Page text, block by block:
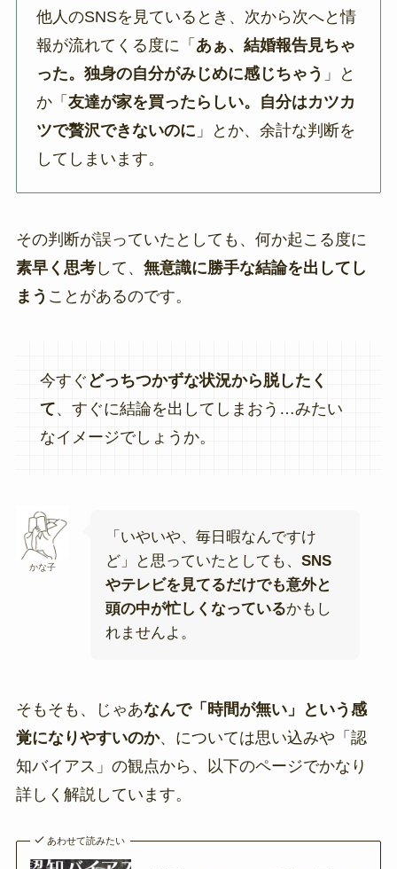
他人のSNSを見ているとき、次から次へと情
報が流れてくる度に「 あぁ、結婚報告見ちゃ
った。独身の自分がみじめに感じちゃう 」と
か「友達が家を買ったらしい。自分はカツカ
ツで贅沢できないのに 」とか、余計な判断を
してしまいます。
その判断が誤っていたとしても 、何か起こる度に
素早く思考して、 無意識に勝手な結論を出してし
まう ことがあるのです。
今すぐ どっちつかずな状況から脱したく
て、すぐに結論を出してしまおう…みたい
なイメージでしょうか。
かな子
「いやいや、毎日暇なんですけ
ど」と思っていたとしても、 SNS
やテレビを見てるだけでも意外と
頭の中が忙しくなっているかもし
れませんよ。
そもそも、じゃあなんで「時間が無い」という感
覚になりやすいのか、については思い込みや「認
知バイアス」の観点から、以下のページでかなり
詳しく解説しています。
あわせて読みたい